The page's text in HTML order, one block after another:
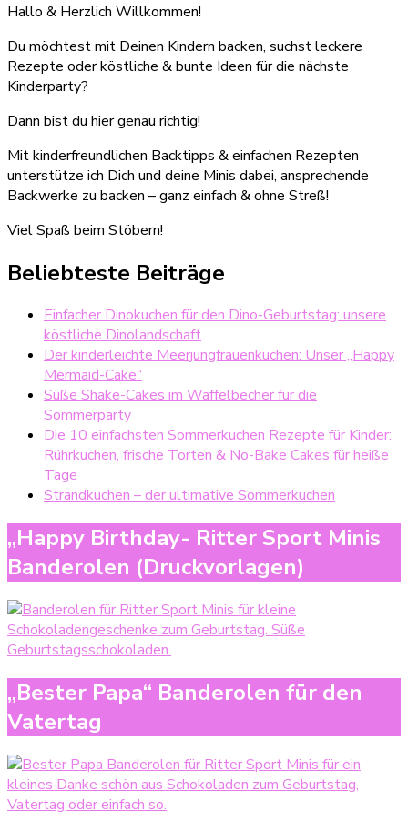
Hallo & Herzlich Willkommen!
Du möchtest mit Deinen Kindern backen, suchst leckere
Rezepte oder köstliche & bunte Ideen für die nächste
Kinderparty?
Dann bist du hier genau richtig!
Mit kinderfreundlichen Backtipps & einfachen Rezepten
unterstütze ich Dich und deine Minis dabei, ansprechende
Backwerke zu backen – ganz einfach & ohne Streß!
Viel Spaß beim Stöbern!
Beliebteste Beiträge
Einfacher Dinokuchen für den Dino-Geburtstag: unsere
köstliche Dinolandschaft
Der kinderleichte Meerjungfrauenkuchen: Unser „Happy
Mermaid-Cake“
Süße Shake-Cakes im Waffelbecher für die
Sommerparty
Die 10 einfachsten Sommerkuchen Rezepte für Kinder:
Rührkuchen, frische Torten & No-Bake Cakes für heiße
Tage
Strandkuchen – der ultimative Sommerkuchen
„Happy Birthday- Ritter Sport Minis
Banderolen (Druckvorlagen)
„Bester Papa“ Banderolen für den
Vatertag